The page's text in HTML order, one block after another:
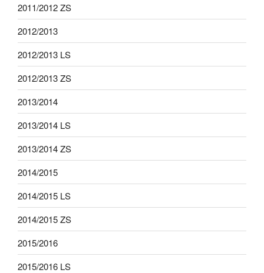
2011/2012 ZS
2012/2013
2012/2013 LS
2012/2013 ZS
2013/2014
2013/2014 LS
2013/2014 ZS
2014/2015
2014/2015 LS
2014/2015 ZS
2015/2016
2015/2016 LS